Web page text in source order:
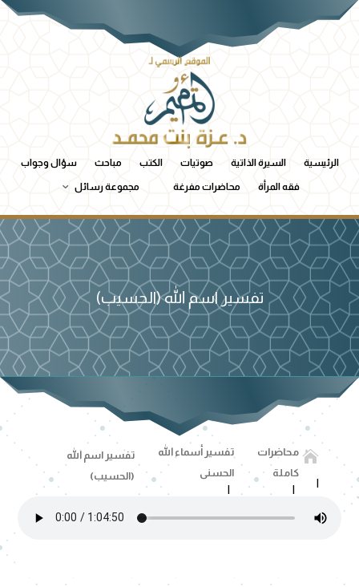
الرئيسية السيرة الذاتية صوتيات الكتب مباحث سؤال وجواب
فقه المرأة محاضرات مفرغة مجموعة رسائل
تفسير اسم الله (الحسيب)
 محاضرات
كاملة
تفسير أسماء الله
الحسنى
تفسير اسم الله
(الحسيب)